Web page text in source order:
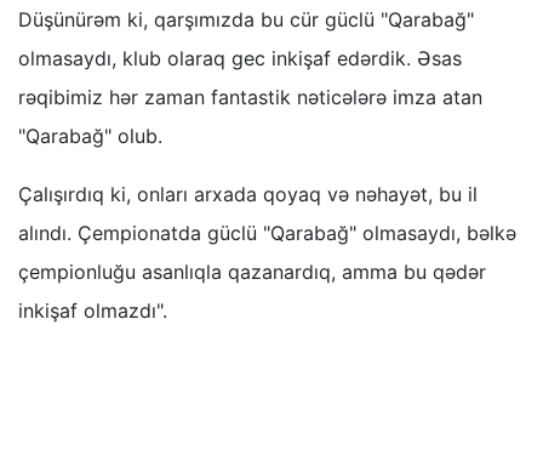
Düşünürəm ki, qarşımızda bu cür güclü "Qarabağ"
olmasaydı, klub olaraq gec inkişaf edərdik. Əsas
rəqibimiz hər zaman fantastik nəticələrə imza atan
"Qarabağ" olub.
Çalışırdıq ki, onları arxada qoyaq və nəhayət, bu il
alındı. Çempionatda güclü "Qarabağ" olmasaydı, bəlkə
çempionluğu asanlıqla qazanardıq, amma bu qədər
inkişaf olmazdı".